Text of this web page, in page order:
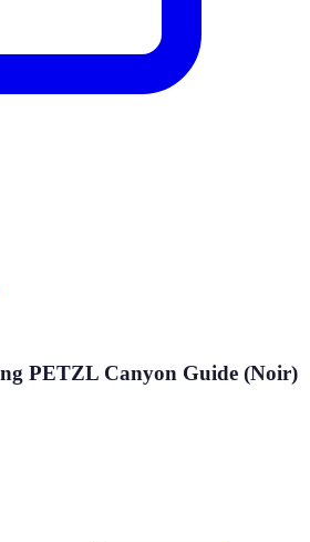
PETZL Canyon Guide (Noir)